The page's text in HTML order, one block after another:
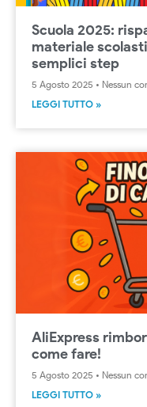
Scuola 2025:
materiale
semplici step
5 Agosto 2025
Nessun
LEGGI TUTTO »
AliExpress
come fare!
5 Agosto 2025
Nessun
LEGGI TUTTO »